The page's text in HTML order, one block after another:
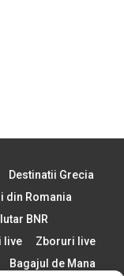
Destinatii Grecia
din Romania
BNR
live
Zboruri live
Bagajul de Mana